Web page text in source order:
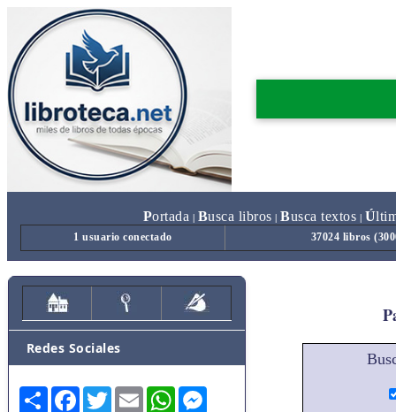
Portada Busca libros Busca textos Ú
1 usuario conectado 37024 libros
Redes Sociales
Share FacebookTwitterEmail WhatsApp